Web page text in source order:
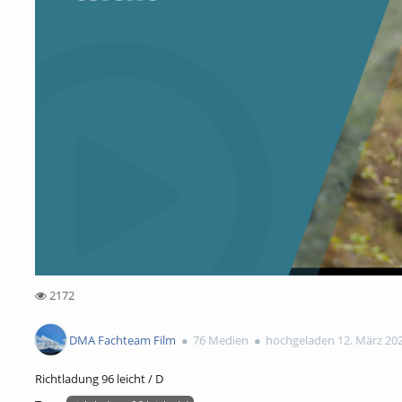
2172
DMA Fachteam Film
76 Medien hochgeladen 12. März
Richtladung 96 leicht / D